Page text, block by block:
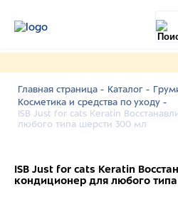
Главная страница - Каталог -
Косметика и средства по уходу -
ISB Just for cats Keratin
любого типа шерсти 300 мл
ISB Just for cats Keratin
кондиционер для любого